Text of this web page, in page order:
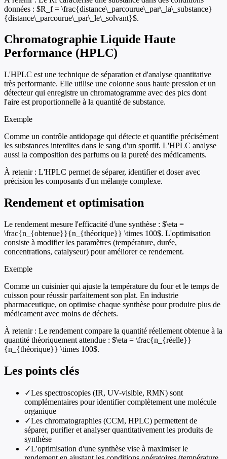
données : $R_f = \frac{distance\_parcourue\_par\_la\_substance}
{distance\_parcourue\_par\_le\_solvant}$.
Chromatographie Liquide Haute
Performance (HPLC)
L'HPLC est une technique de séparation et d'analyse quantitative
très performante. Elle utilise une colonne sous haute pression et un
détecteur qui enregistre un chromatogramme avec des pics dont
l'aire est proportionnelle à la quantité de substance.
Exemple
Comme un contrôle antidopage qui détecte et quantifie précisément
les substances interdites dans le sang d'un sportif. L'HPLC analyse
aussi la composition des parfums ou la pureté des médicaments.
À retenir : L'HPLC permet de séparer, identifier et doser avec
précision les composants d'un mélange complexe.
Rendement et optimisation
Le rendement mesure l'efficacité d'une synthèse : $\eta =
\frac{n_{obtenue}}{n_{théorique}} \times 100$. L'optimisation
consiste à modifier les paramètres (température, durée,
concentrations, catalyseur) pour améliorer ce rendement.
Exemple
Comme un cuisinier qui ajuste la température du four et le temps de
cuisson pour réussir parfaitement son plat. En industrie
pharmaceutique, on optimise chaque synthèse pour produire plus de
médicament avec moins de déchets.
À retenir : Le rendement compare la quantité réellement obtenue à la
quantité théoriquement attendue : $\eta = \frac{n_{réelle}}
{n_{théorique}} \times 100$.
Les points clés
✓Les spectroscopies (IR, UV-visible, RMN) sont
complémentaires pour identifier complètement une molécule
organique
✓Les chromatographies (CCM, HPLC) permettent de
séparer, purifier et analyser quantitativement les produits de
synthèse
✓L'optimisation d'une synthèse vise à maximiser le